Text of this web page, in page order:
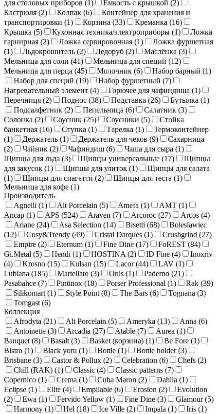
для столовых приборов (1) Емкость с крышкой (2)
Кастрюля (2) Колпак (6)
Контейнер для хранения и
транспортировки (1) Корзина (33) Креманка (16)
Крышка (5) Кухонная техника/электроприборы (1)
Ложка
гарнирная (2) Ложка сервировочная (1)
Ложка фуршетная
(1) Льдокрошитель (2) Ледоруб (2) Маслёнка (3)
Мельница для соли (41) Мельница для специй (12)
Мельница для перца (45) Молочник (6) Набор барный (1)
Набор для специй (19) Набор фуршетный (7)
Нагревательный элемент (4) Горючее для чафиндиша (1)
Перечниця (2) Поднос (38) Подставка (26) Бутылка (1)
Подсалфетник (2) Пепельница (6) Салатник (3)
Солонка (2) Соусник (25) Соусники (5)
Стойка
банкетная (16) Ступка (1) Тарелка (1)
Термоконтейнер
(1) Держатель (1) Держатель для чеков (9)
Сахарница
(2) Чайник (2) Чафиндиш (6) Чаша для сыра (1)
Щипцы для льда (3) Щипцы универсальные (17)
Щипцы
для закусок (1) Щипцы для улиток (1)
Щипцы для салата
(1) Щипцы для спагетти (2) Щипцы для теста (1)
Мельница для кофе (1)
Производитель
Agnelli (1) Alt Porcelain (5) Amefa (1) AMT (1)
Ancap (1) APS (524) Araven (7) Arcoroc (27) Arcos (4)
Ariane (24) Asa Selection (14) Bisetti (68)
Boleslawiec
(12) Cosy&Trendy (49) Cristal Darques (1) Crushgrind (27)
Empire (2) Eternum (1) Fine Dine (17) FoREST (84)
Gi.Metal (5) Hendi (1) HOSTINA (2) ID Fine (4)
Inoxriv
(4) Krosno (15) Kulsan (15) Lacor (44) LAV (1)
Lubiana (185) Martellato (3) Onis (1) Paderno (21)
Pasabahce (7) Pintinox (18) Porser Professional (1) Rak (39)
Silikomart (1) Style Point (8) The Bars (6) Tognana (3)
Tomgast (6)
Коллекция
Afrodyta (21) Alt Porcelain (5) Ameryka (13) Anna (6)
Antoinette (3) Arcadia (27) Atable (7) Aurea (1)
Banquet (8) Basalt (3) Basket (корзина) (1) Be Fore (1)
Bistro (1) Black yoru (1) Bottle (1) Bottle holder (3)
Brisbane (3) Castor & Рollux (2) Celebration (6) Chefs (2)
Chill (RAK) (1) Classic (4) Classic patterns (7)
Copernico (1) Crema (1) Cuba Maron (2) Dahlia (1)
Eclipse (1) Elite (4) Empilable (6) Erosion (2)
Evolution
(2) Ewa (1) Fervido Yellow (1) Fine Dine (3) Glamour (5)
Harmony (1) Hel (18) Ice Ville (2) Impala (1) Iris (1)